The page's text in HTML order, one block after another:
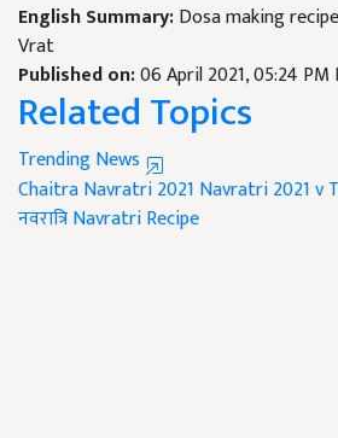
English Summary:Dosa making
Vrat
Published on:06 April 2021, 05:24 PM
Related Topics
Trending News
Chaitra Navratri 2021 Navratri 2021v
नवरात्रिNavratri Recipe